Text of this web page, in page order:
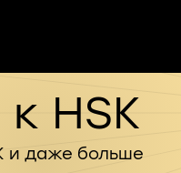
HSK
и даже больше